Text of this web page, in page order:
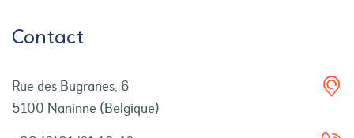
Contact
Rue des Bugranes, 6
5100 Naninne (Belgique)